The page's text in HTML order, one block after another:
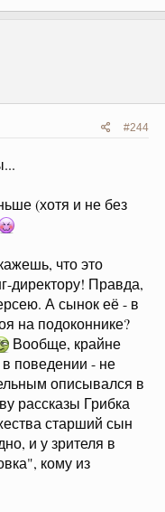
#244
(хотя и не без
что это
директору! Правда,
А сынок её - в
на подоконнике?
Вообще, крайне
поведении - не
описывался в
рассказы Грибка
старший сын
и у зрителя в
кому из